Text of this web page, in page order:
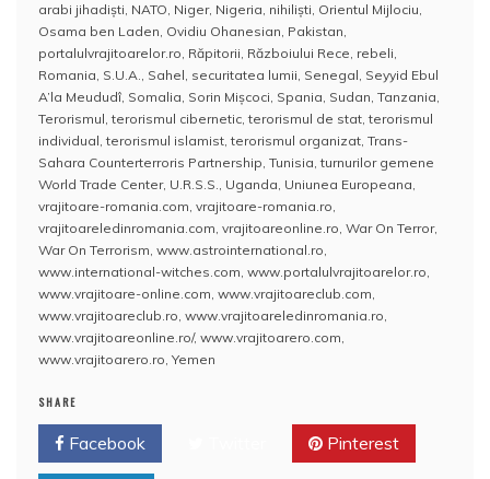
arabi jihadişti, NATO, Niger, Nigeria, nihilişti, Orientul Mijlociu,
Osama ben Laden, Ovidiu Ohanesian, Pakistan,
portalulvrajitoarelor.ro, Răpitorii, Războiului Rece, rebeli,
Romania, S.U.A., Sahel, securitatea lumii, Senegal, Seyyid Ebul
A’la Meududî, Somalia, Sorin Mişcoci, Spania, Sudan, Tanzania,
Terorismul,terorismul cibernetic,terorismul de stat,terorismul
individual,terorismul islamist,terorismul organizat, Trans-
Sahara Counterterroris Partnership, Tunisia,turnurilor gemene
World Trade Center, U.R.S.S., Uganda, Uniunea Europeana,
vrajitoare-romania.com, vrajitoare-romania.ro,
vrajitoareledinromania.com, vrajitoareonline.ro, War On Terror,
War On Terrorism, www.astrointernational.ro,
www.international-witches.com, www.portalulvrajitoarelor.ro,
www.vrajitoare-online.com, www.vrajitoareclub.com,
www.vrajitoareclub.ro, www.vrajitoareledinromania.ro,
www.vrajitoareonline.ro/, www.vrajitoarero.com,
www.vrajitoarero.ro, Yemen
SHARE
Facebook Pinterest